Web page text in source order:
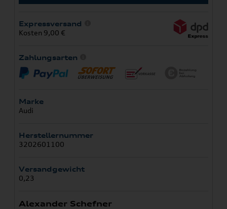
Expressversand
Kosten 9,00 €
Zahlungsarten
Marke
Audi
Herstellernummer
3202601100
Versandgewicht
0,23
Alexander Schefner